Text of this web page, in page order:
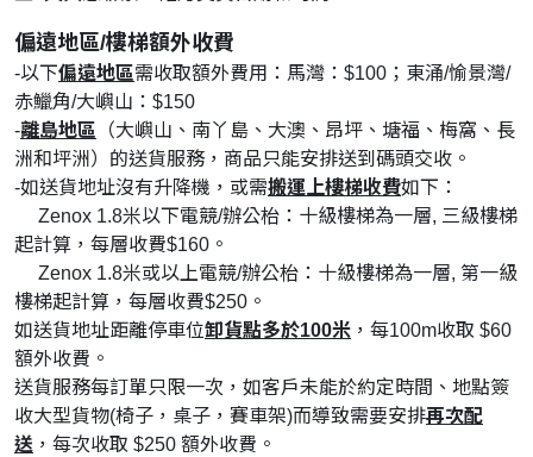
偏遠地區/樓梯額外收費
-以下偏遠地區需收取額外費用：馬灣：$100；東涌/愉景灣/
赤鱲角/大嶼山：$150
-離島地區 （大嶼山、南丫島、大澳、昂坪、塘福、梅窩、長
洲和坪洲）的送貨服務，商品只能安排送到碼頭交收。
-如送貨地址沒有升降機，或需搬運上樓梯收費如下：
Zenox 1.8米以下電競/辦公枱：十級樓梯為一層, 三級樓梯
起計算，每層收費$160。
Zenox 1.8米或以上電競/辦公枱：十級樓梯為一層, 第一級
樓梯起計算，每層收費$250。
如送貨地址距離停車位卸貨點多於100米 ，每100m收取 $60
額外收費。
送貨服務每訂單只限一次，如客戶未能於約定時間、地點簽
收大型貨物(椅子，桌子，賽車架)而導致需要安排再次配
送 ，每次收取 $250 額外收費。